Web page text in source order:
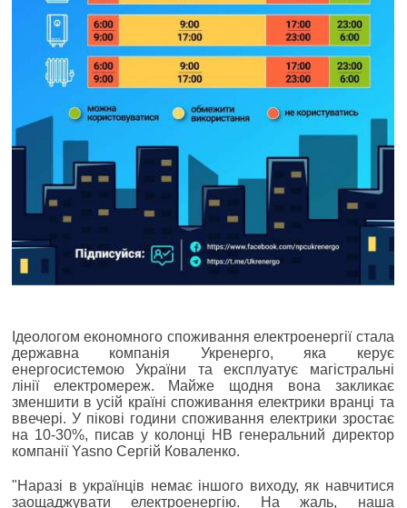
Ідеологом економного споживання електроенергії стала
державна компанія Укренерго, яка керує
енергосистемою України та експлуатує магістральні
лінії електромереж. Майже щодня вона закликає
зменшити в усій країні споживання електрики вранці та
ввечері. У пікові години споживання електрики зростає
на 10-30%, писав у колонці НВ генеральний директор
компанії Yasno Сергій Коваленко.
"Наразі в українців немає іншого виходу, як навчитися
заощаджувати електроенергію. На жаль, наша